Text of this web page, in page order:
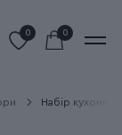
0 0
Набір